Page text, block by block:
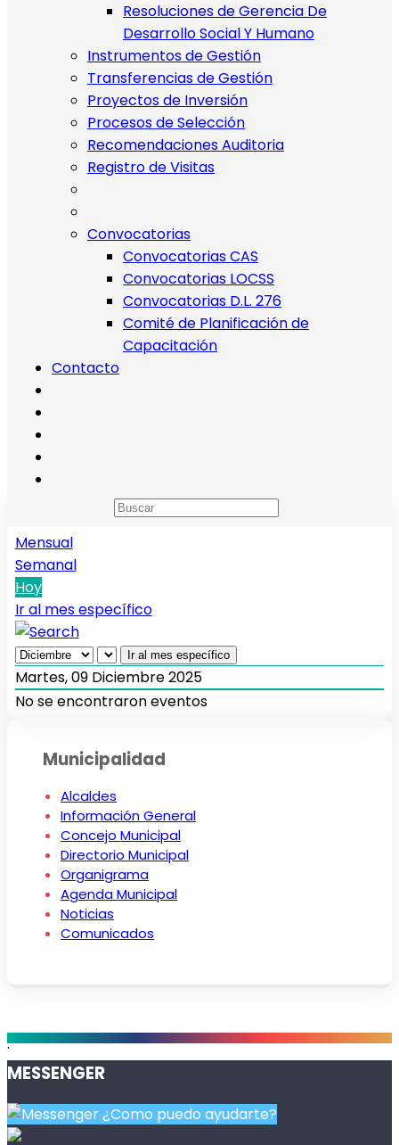
Resoluciones de Gerencia De
Desarrollo Social Y Humano
Instrumentos de Gestión
Transferencias de Gestión
Proyectos de Inversión
Procesos de Selección
Recomendaciones Auditoria
Registro de Visitas
Convocatorias
Convocatorias CAS
Convocatorias LOCSS
Convocatorias D.L. 276
Comité de Planificación de
Capacitación
Contacto
Calendario de eventos
Mensual
Semanal
Hoy
Ir al mes específico
Ir al mes específico
Martes, 09 Diciembre 2025
No se encontraron eventos
Municipalidad
Alcaldes
Información General
Concejo Municipal
Directorio Municipal
Organigrama
Agenda Municipal
Noticias
Comunicados
.
MESSENGER
¿Como puedo ayudarte?